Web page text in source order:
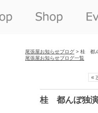
尾張屋お知らせブログ > 桂 都
尾張屋お知らせブログ一覧
«
桂 都んぼ独